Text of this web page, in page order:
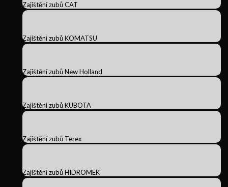
Zajištění zubů CAT
Zajištění zubů KOMATSU
Zajištění zubů New Holland
Zajištění zubů KUBOTA
Zajištění zubů Terex
Zajištění zubů HIDROMEK